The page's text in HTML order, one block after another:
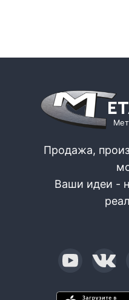
Продажа,
Ваши идеи -